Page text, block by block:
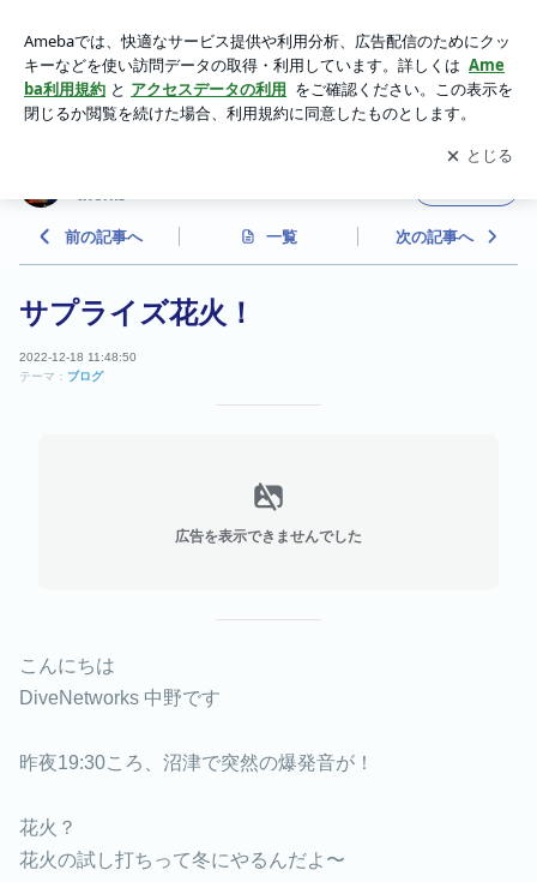
Networksアプリをダウンロードして ブログの更新通知
を受け取りまし
ょう。
開く
tworks
前の記事へ 一覧 次の記事へ
サプライズ花火！
2022-12-18 11:48:50
テーマ： ブログ
広告を表示できませんでした
こんにちは
DiveNetworks 中野です
昨夜19:30ころ、沼津で突然の爆発音が！
花火？
花火の試し打ちって冬にやるんだよ〜